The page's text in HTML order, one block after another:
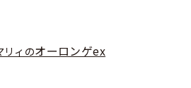
リィのオーロンゲex